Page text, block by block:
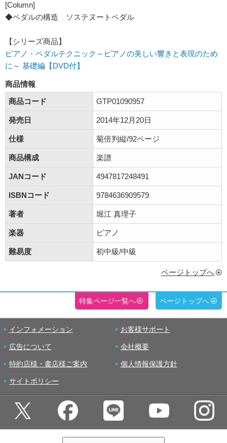
[Column]
◆ペダルの構造 ソステヌートペダル
【シリーズ商品】
ピアノ・ペダルテクニック～ピアノの美しい響きと表現のため
に～ 基礎編【DVD付】
商品情報
商品コード
GTP01090957
発売日 2014年12月20日
仕様 菊倍判縦/92ページ
商品構成 楽譜
JANコード 4947817248491
ISBNコード 9784636909579
著者 堀江 真理子
楽器 ピアノ
難易度 初中級/中級
ページトップへ
特集ページ一覧へ ページトップへ
インフォメーション お客様サポート
広告について 会社概要
特約店様・書店様ご案内 個人情報保護方針
サイトポリシー